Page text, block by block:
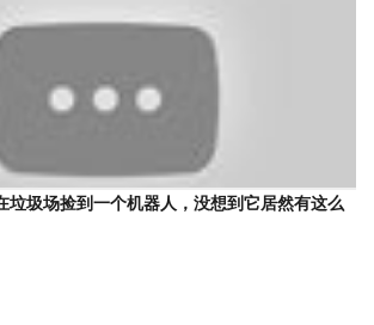
垃圾场捡到一个机器人，没想到它居然有这么